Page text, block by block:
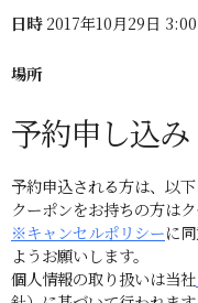
日時2017年10月29日
場所
予約申し込み
予約申込される方は、以
クーポンをお持ちの方は
※キャンセルポリシーに
ようお願いします。
個人情報の取り扱いは当社